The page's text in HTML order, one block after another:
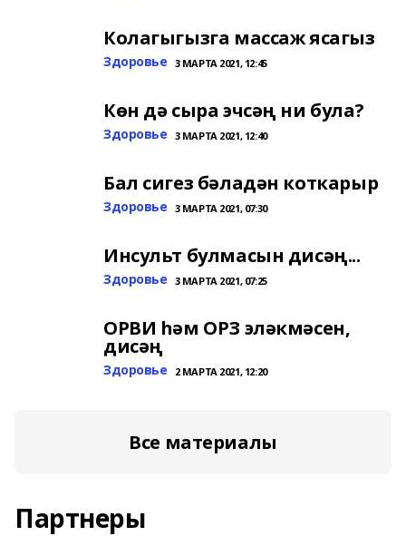
Колагыгызга массаж ясагыз
Здоровье 3 МАРТА 2021, 12:45
Көн дә сыра эчсәң ни була?
Здоровье 3 МАРТА 2021, 12:40
Бал сигез бәладән коткарыр
Здоровье 3 МАРТА 2021, 07:30
Инсульт булмасын дисәң...
Здоровье 3 МАРТА 2021, 07:25
ОРВИ һәм ОРЗ эләкмәсен,
дисәң
Здоровье 2 МАРТА 2021, 12:20
Все материалы
Партнеры